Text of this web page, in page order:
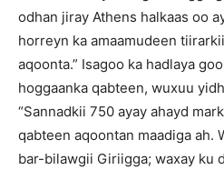
odhan jiray Athens halkaas oo
horreyn ka amaamudeen
aqoonta.” Isagoo ka hadlaya
hoggaanka qabteen, wuxuu
“Sannadkii 750 ayay ahayd
qabteen aqoontan maadiga ah.
bar-bilawgii Giriigga; waxay ku